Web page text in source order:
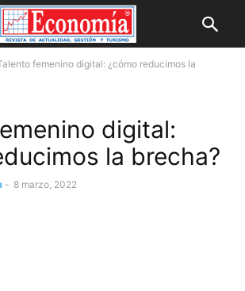
femenino digital: ¿cómo reducimos la
digital:
la brecha?
- 8 marzo, 2022